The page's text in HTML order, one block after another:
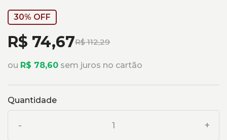
30% OFF
R$ 112,29
R$ 74,67
ou R$ 78,60 sem juros no cartão
Quantidade
- +